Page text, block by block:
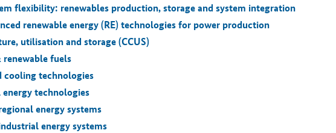
flexibility: renewables production, storage and system integration
renewable energy (RE) technologies for power production
utilisation and storage (CCUS)
renewable fuels
cooling technologies
technologies
energy systems
energy systems